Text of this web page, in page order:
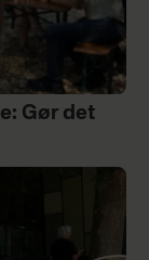
Gør det